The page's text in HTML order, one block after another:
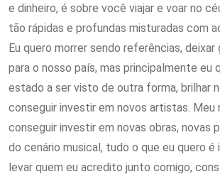
e dinheiro, é sobre você viajar e voar no
tão rápidas e profundas misturadas com
Eu quero morrer sendo referências, deixar
para o nosso país, mas principalmente eu
estado a ser visto de outra forma, brilhar
conseguir investir em novos artistas. Meu
conseguir investir em novas obras, novas
do cenário musical, tudo o que eu quero é
levar quem eu acredito junto comigo,